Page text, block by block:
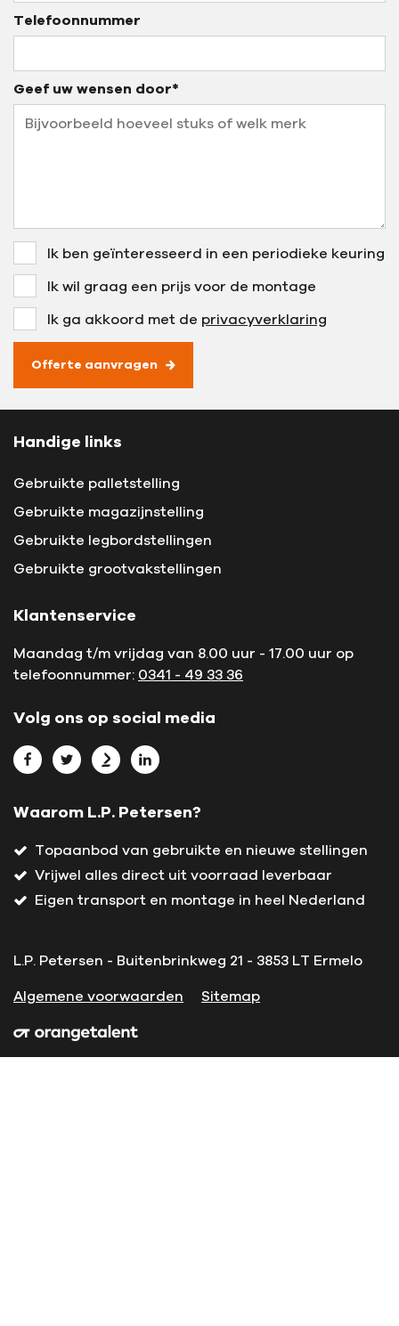
Telefoonnummer
Geef uw wensen door*
Ik ben geïnteresseerd in een periodieke keuring
Ik wil graag een prijs voor de montage
Ik ga akkoord met de privacyverklaring
Offerte aanvragen
Handige links
Gebruikte palletstelling
Gebruikte magazijnstelling
Gebruikte legbordstellingen
Gebruikte grootvakstellingen
Klantenservice
Maandag t/m vrijdag van 8.00 uur - 17.00 uur op
telefoonnummer: 0341 - 49 33 36
Volg ons op social media
Bekijk L.P. Petersen op Facebook
Bekijk L.P. Petersen op Twitter
Bekijk L.P. Petersen op Marktplaats
Bekijk L.P. Petersen op LinkedIn
Waarom L.P. Petersen?
Topaanbod van gebruikte en nieuwe stellingen
Vrijwel alles direct uit voorraad leverbaar
Eigen transport en montage in heel Nederland
L.P. Petersen - Buitenbrinkweg 21 - 3853 LT Ermelo
Algemene voorwaarden Sitemap